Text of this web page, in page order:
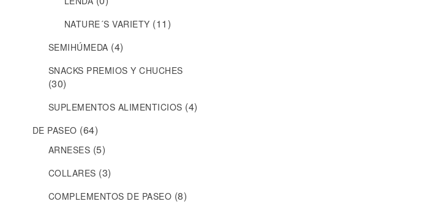
NATURE´S VARIETY (11)
SEMIHÚMEDA (4)
SNACKS PREMIOS Y CHUCHES
(30)
SUPLEMENTOS ALIMENTICIOS (4)
DE PASEO (64)
ARNESES (5)
COLLARES (3)
COMPLEMENTOS DE PASEO (8)